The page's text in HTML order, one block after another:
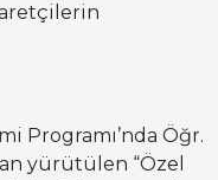
Programı’nda Öğr.
yürütülen “Özel